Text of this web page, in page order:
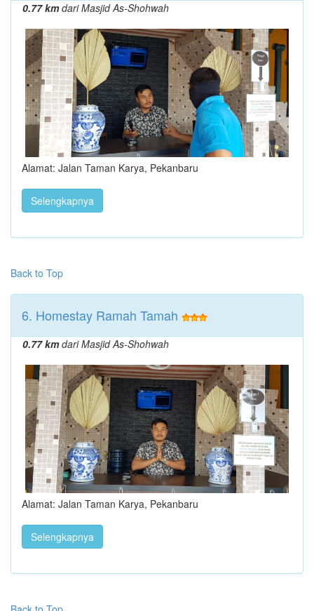
0.77 kmdari Masjid As-Shohwah
Alamat: Jalan Taman Karya, Pekanbaru
Selengkapnya
Back to Top
6. Homestay Ramah Tamah
0.77 kmdari Masjid As-Shohwah
Alamat: Jalan Taman Karya, Pekanbaru
Selengkapnya